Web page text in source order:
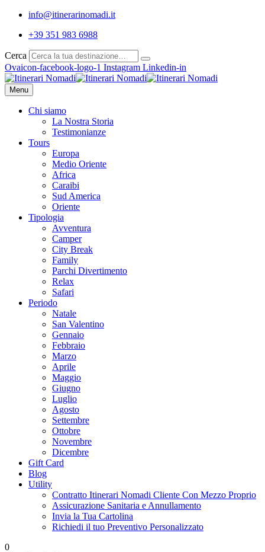
info@itinerarinomadi.it
+39 351 983 6988
Cerca
Ovaicon-facebook-logo-1 Instagram Linkedin-in
Menu
Chi siamo
La Nostra Storia
Testimonianze
Tours
Europa
Medio Oriente
Africa
Caraibi
Sud America
Oriente
Tipologia
Avventura
Camper
City Break
Family
Parchi Divertimento
Relax
Safari
Periodo
Natale
San Valentino
Gennaio
Febbraio
Marzo
Aprile
Maggio
Giugno
Luglio
Agosto
Settembre
Ottobre
Novembre
Dicembre
Gift Card
Blog
Utility
Contratto Itinerari Nomadi Cliente Con Mezzo Proprio
Assicurazione Sanitaria e Annullamento
Invia la Tua Cartolina
Richiedi il tuo Preventivo Personalizzato
0